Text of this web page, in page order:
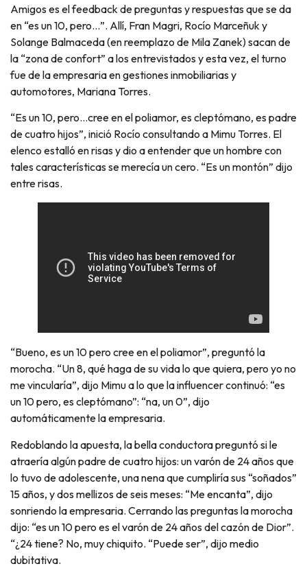
Amigos es el feedback de preguntas y respuestas que se da
en “es un 10, pero…”. Allí, Fran Magri, Rocío Marceñuk y
Solange Balmaceda (en reemplazo de Mila Zanek) sacan de
la “zona de confort” a los entrevistados y esta vez, el turno
fue de la empresaria en gestiones inmobiliarias y
automotores, Mariana Torres.
“Es un 10, pero…cree en el poliamor, es cleptómano, es padre
de cuatro hijos”, inició Rocío consultando a Mimu Torres. El
elenco estalló en risas y dio a entender que un hombre con
tales características se merecía un cero. “Es un montón” dijo
entre risas.
“Bueno, es un 10 pero cree en el poliamor”, preguntó la
morocha. “Un 8, qué haga de su vida lo que quiera, pero yo no
me vincularía”, dijo Mimu a lo que la influencer continuó: “es
un 10 pero, es cleptómano”: “na, un 0”, dijo
automáticamente la empresaria.
Redoblando la apuesta, la bella conductora preguntó si le
atraería algún padre de cuatro hijos: un varón de 24 años que
lo tuvo de adolescente, una nena que cumpliría sus “soñados”
15 años, y dos mellizos de seis meses: “Me encanta”, dijo
sonriendo la empresaria. Cerrando las preguntas la morocha
dijo: “es un 10 pero es el varón de 24 años del cazón de Dior”.
“¿24 tiene? No, muy chiquito. “Puede ser”, dijo medio
dubitativa.